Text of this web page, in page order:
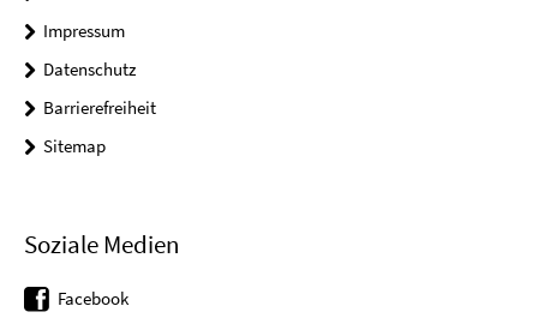
Impressum
Datenschutz
Barrierefreiheit
Sitemap
Soziale Medien
Facebook